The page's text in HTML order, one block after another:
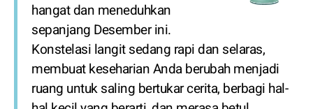
hangat dan meneduhkan
sepanjang Desember ini.
Konstelasi langit sedang rapi dan selaras,
membuat keseharian Anda berubah menjadi
ruang untuk saling bertukar cerita, berbagi hal-